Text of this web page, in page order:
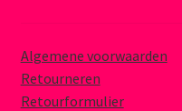
Algemene voorwaarden
Retourneren
Retourformulier